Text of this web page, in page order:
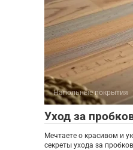
Напольные покрытия
Уход за
Мечтаете о красивом и
секреты ухода за